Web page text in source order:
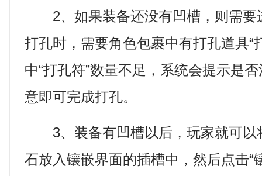
2、如果装备还没有凹槽，则需要
打孔时，需要角色包裹中有打孔道具“
中“打孔符”数量不足，系统会提示是
意即可完成打孔。
3、装备有凹槽以后，玩家就可以
石放入镶嵌界面的插槽中，然后点击“